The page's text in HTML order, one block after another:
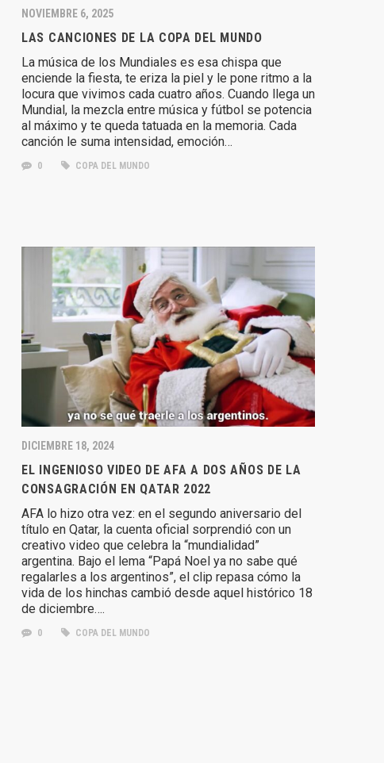
NOVIEMBRE 6, 2025
LAS CANCIONES DE LA COPA DEL MUNDO
La música de los Mundiales es esa chispa que
enciende la fiesta, te eriza la piel y le pone ritmo a la
locura que vivimos cada cuatro años. Cuando llega un
Mundial, la mezcla entre música y fútbol se potencia
al máximo y te queda tatuada en la memoria. Cada
canción le suma intensidad, emoción…
0 COPA DEL MUNDO
DICIEMBRE 18, 2024
EL INGENIOSO VIDEO DE AFA A DOS AÑOS DE LA
CONSAGRACIÓN EN QATAR 2022
AFA lo hizo otra vez: en el segundo aniversario del
título en Qatar, la cuenta oficial sorprendió con un
creativo video que celebra la “mundialidad”
argentina. Bajo el lema “Papá Noel ya no sabe qué
regalarles a los argentinos”, el clip repasa cómo la
vida de los hinchas cambió desde aquel histórico 18
de diciembre….
0 COPA DEL MUNDO